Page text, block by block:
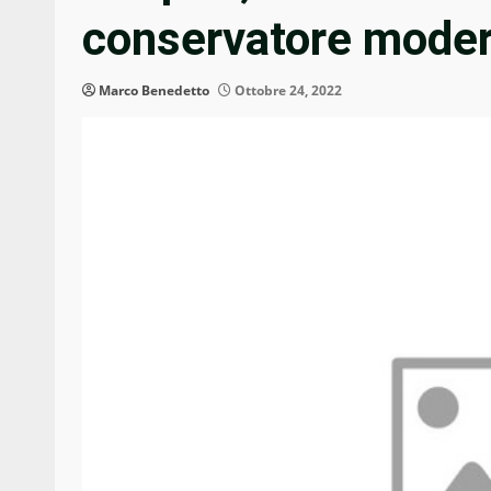
conservatore
Marco Benedetto Ottobre 24, 2022